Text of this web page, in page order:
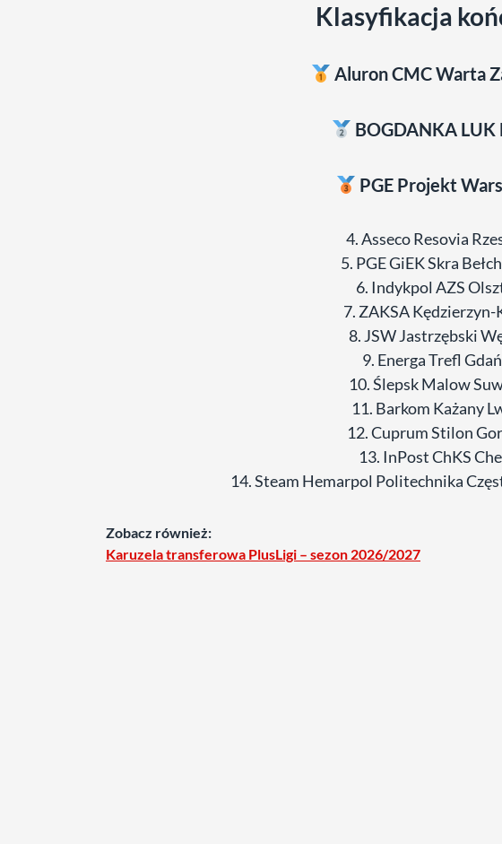
Klasyfikacja
Aluron CMC Warta
BOGDANKA LUK
PGE Projekt
4. Asseco Resovia
5. PGE GiEK Skra
6. Indykpol AZS
7. ZAKSA Kędzierzyn-
8. JSW Jastrzębski
9. Energa Trefl
10. Ślepsk Malow
11. Barkom Każany
12. Cuprum Stilon
13. InPost ChKS
14. Steam Hemarpol Politechnika
Zobacz również:
Karuzela transferowa PlusLigi – sezon 2026/2027